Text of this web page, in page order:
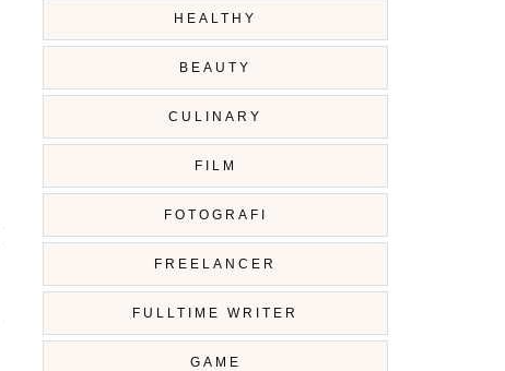
HEALTHY
BEAUTY
CULINARY
FILM
FOTOGRAFI
FREELANCER
FULLTIME WRITER
GAME